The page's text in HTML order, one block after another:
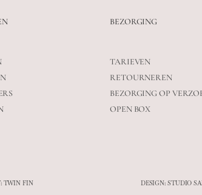
BEZORGING
TARIEVEN
RETOURNEREN
BEZORGING OP
OPEN BOX
TWIN FIN DESIGN: STUDIO